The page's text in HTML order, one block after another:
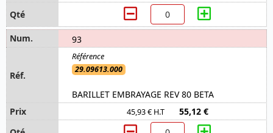
93
29.09613.000
BARILLET EMBRAYAGE REV 80 BETA
45,93 € H.T 55,12 €